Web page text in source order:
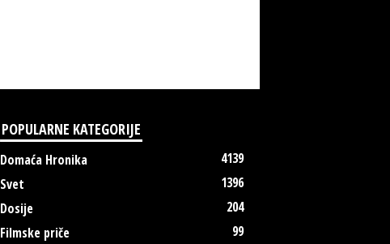
POPULARNE KATEGORIJE
Domaća Hronika
4139
Svet
1396
Dosije
204
Filmske priče
99